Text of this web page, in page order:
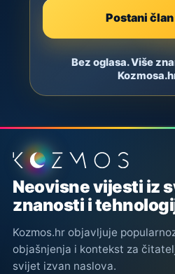
Postani član
Bez oglasa. Više
Podnožje stranice
Neovisne vijesti iz
znanosti i
Kozmos.hr objavljuje
objašnjenja i kontekst za
svijet izvan naslova.